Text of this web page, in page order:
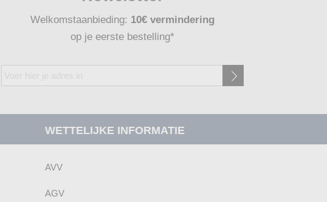
Welkomstaanbieding: 10€ vermindering
op je eerste bestelling*
u
onze
nieuwsbriefWETTELIJKE INFORMATIE
AVV
AGV